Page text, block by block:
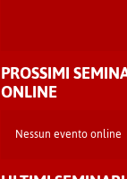
PROSSIMI
ONLINE
Nessun evento online